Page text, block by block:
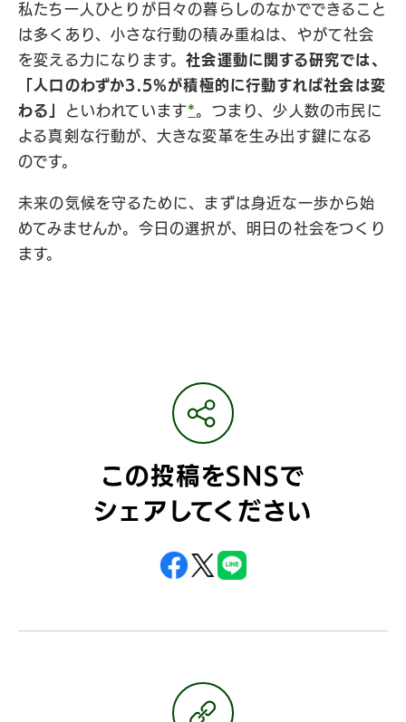
私たち一人ひとりが日々の暮らしのなかでできること
は多くあり、小さな行動の積み重ねは、やがて社会
を変える力になります。社会運動に関する研究では、
「人口のわずか3.5%が積極的に行動すれば社会は変
わる」
といわれています*。つまり、少人数の市民に
よる真剣な行動が、大きな変革を生み出す鍵になる
のです。
未来の気候を守るために、まずは身近な一歩から始
めてみませんか。今日の選択が、明日の社会をつくり
ます。
この投稿をSNSで
シェアしてください